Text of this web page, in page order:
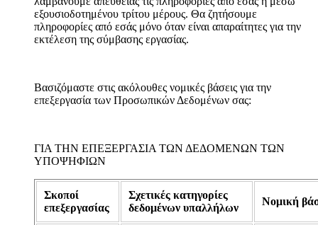
εξουσιοδοτημένου τρίτου μέρους. Θα ζητήσουμε
πληροφορίες από εσάς μόνο όταν είναι απαραίτητες για την
εκτέλεση της σύμβασης εργασίας.
Βασιζόμαστε στις ακόλουθες νομικές βάσεις για την
επεξεργασία των Προσωπικών Δεδομένων σας:
ΓΙΑ ΤΗΝ ΕΠΕΞΕΡΓΑΣΙΑ ΤΩΝ ΔΕΔΟΜΕΝΩΝ ΤΩΝ
ΥΠΟΨΗΦΙΩΝ
Σκοποί
επεξεργασίας
Σχετικές κατηγορίες
δεδομένων υπαλλήλων
Νομική